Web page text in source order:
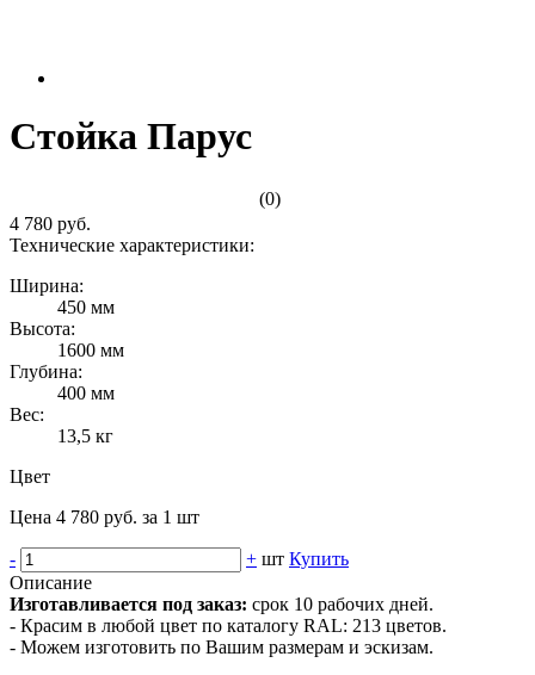
Стойка Парус
(0)
4 780 руб.
Технические характеристики:
Ширина:
450 мм
Высота:
1600 мм
Глубина:
400 мм
Вес:
13,5 кг
Цвет
Цена 4 780 руб. за 1 шт
- + шт Купить
Описание
Изготавливается под заказ: срок 10 рабочих дней.
- Красим в любой цвет по каталогу RAL: 213 цветов.
- Можем изготовить по Вашим размерам и эскизам.